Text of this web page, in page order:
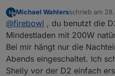
deshalb hab den
deaktiviert. :(
klar kann ich das
steuern aber das
halt ohne Strom und
Überschussladen für
Offline
Michael Wahlersschrieb am
zuletzt editiert
@firebowl , du benutzt die
Mindestladen mit 200W
Bei mir hängt nur die
Abends eingeschaltet. Ich
Shelly vor der D2 einfach